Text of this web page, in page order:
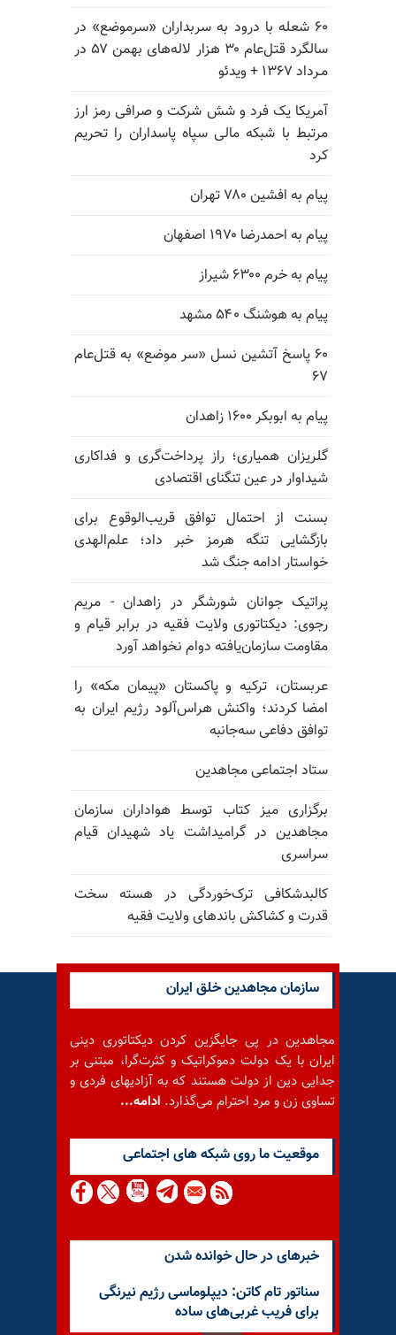
۶۰ شعله با درود به سربداران «سرموضع» در
سالگرد قتل‌عام ۳۰ هزار لاله‌های بهمن ۵۷ در
مـرداد ۱۳۶۷ + ویدئو
آمریکا یک فرد و شش شرکت و صرافی رمز ارز
مرتبط با شبکه مالی سپاه پاسداران را تحریم
کرد
پیام به افشین ۷۸۰ تهران
پیام به احمدرضا ۱۹۷۰ اصفهان
پیام به خرم ۶۳۰۰ شیراز
پیام به هوشنگ ۵۴۰ مشهد
۶۰ پاسخ آتشین نسل «سر موضع» به قتل‌عام
۶۷
پیام به ابوبکر ۱۶۰۰ زاهدان
گلریزان همیاری؛ راز پرداخت‌گری و فداکاری
شیداوار در عین تنگنای اقتصادی
بسنت از احتمال توافق قریب‌الوقوع برای
بازگشایی تنگه هرمز خبر داد؛ علم‌الهدی
خواستار ادامه جنگ شد
پراتیک جوانان شورشگر در زاهدان - مریم
رجوی: دیکتاتوری ولایت فقیه در برابر قیام و
مقاومت سازمان‌یافته دوام نخواهد آورد
عربستان، ترکیه و پاکستان «پیمان مکه» را
امضا کردند؛ واکنش هراس‌آلود رژیم ایران به
توافق دفاعی سه‌جانبه
ستاد اجتماعی مجاهدین
برگزاری میز کتاب توسط هواداران سازمان
مجاهدین در گرامیداشت یاد شهیدان قیام
سراسری
کالبدشکافی ترک‌خوردگی در هسته سخت
قدرت و کشاکش باندهای ولایت فقیه
سازمان مجاهدین خلق ایران
مجاهدین در پی جایگزین کردن دیکتاتوری دینی
ایران با یک دولت دموکراتیک و کثرت‌گرا، مبتنی بر
جدایی دین از دولت هستند که به آزادیهای فردی و
تساوی زن و مرد احترام می‌گذارد. ادامه...
موقعيت ما روى شبكه هاى اجتماعى
خبرهای در حال خوانده شدن
سناتور تام کاتن: دیپلوماسی رژیم نیرنگی
برای فریب غربی‌های ساده